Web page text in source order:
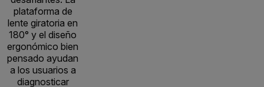
plataforma de
lente giratoria en
180° y el diseño
ergonómico bien
pensado ayudan
a los usuarios a
diagnosticar